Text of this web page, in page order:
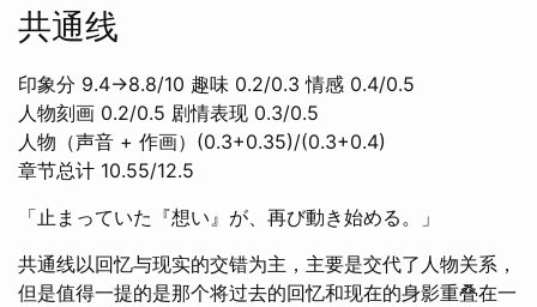
共通线
印象分 9.4→8.8/10 趣味 0.2/0.3 情感 0.4/0.5
人物刻画 0.2/0.5 剧情表现 0.3/0.5
人物（声音 + 作画）(0.3+0.35)/(0.3+0.4)
章节总计 10.55/12.5
「止まっていた『想い』が、再び動き始める。」
共通线以回忆与现实的交错为主，主要是交代了人物关系，
但是值得一提的是那个将过去的回忆和现在的身影重叠在一